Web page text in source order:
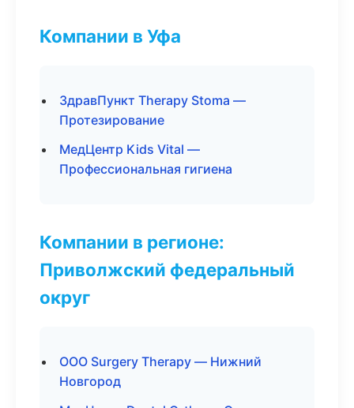
Компании в Уфа
ЗдравПункт Therapy Stoma —
Протезирование
МедЦентр Kids Vital —
Профессиональная гигиена
Компании в регионе:
Приволжский федеральный
округ
ООО Surgery Therapy — Нижний
Новгород